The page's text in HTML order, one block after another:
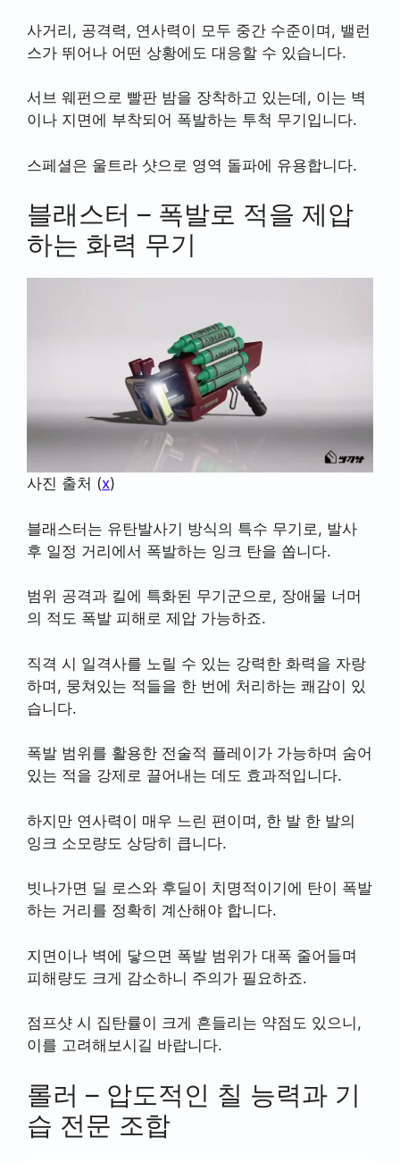
사거리, 공격력, 연사력이 모두 중간 수준이며, 밸런
스가 뛰어나 어떤 상황에도 대응할 수 있습니다.
서브 웨펀으로 빨판 밤을 장착하고 있는데, 이는 벽
이나 지면에 부착되어 폭발하는 투척 무기입니다.
스페셜은 울트라 샷으로 영역 돌파에 유용합니다.
블래스터 – 폭발로 적을 제압
하는 화력 무기
사진 출처 (x)
블래스터는 유탄발사기 방식의 특수 무기로, 발사
후 일정 거리에서 폭발하는 잉크 탄을 쏩니다.
범위 공격과 킬에 특화된 무기군으로, 장애물 너머
의 적도 폭발 피해로 제압 가능하죠.
직격 시 일격사를 노릴 수 있는 강력한 화력을 자랑
하며, 뭉쳐있는 적들을 한 번에 처리하는 쾌감이 있
습니다.
폭발 범위를 활용한 전술적 플레이가 가능하며 숨어
있는 적을 강제로 끌어내는 데도 효과적입니다.
하지만 연사력이 매우 느린 편이며, 한 발 한 발의
잉크 소모량도 상당히 큽니다.
빗나가면 딜 로스와 후딜이 치명적이기에 탄이 폭발
하는 거리를 정확히 계산해야 합니다.
지면이나 벽에 닿으면 폭발 범위가 대폭 줄어들며
피해량도 크게 감소하니 주의가 필요하죠.
점프샷 시 집탄률이 크게 흔들리는 약점도 있으니,
이를 고려해보시길 바랍니다.
롤러 – 압도적인 칠 능력과 기
습 전문 조합